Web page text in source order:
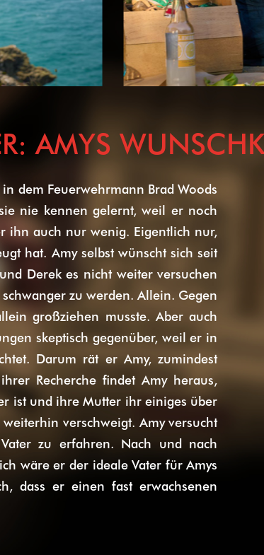
AMYS
dem Feuerwehrmann Brad Woods
nie kennen gelernt, weil er noch
ihn auch nur wenig. Eigentlich nur,
hat. Amy selbst wünscht sich seit
Derek es nicht weiter versuchen
zu werden. Allein. Gegen
großziehen musste. Aber auch
skeptisch gegenüber, weil er in
Darum rät er Amy, zumindest
Recherche findet Amy heraus,
ist und ihre Mutter ihr einiges über
verschweigt. Amy versucht
zu erfahren. Nach und nach
wäre er der ideale Vater für Amys
dass er einen fast erwachsenen